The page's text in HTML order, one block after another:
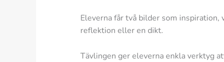
Eleverna får två bilder som
reflektion eller en dikt.
Tävlingen ger eleverna enkla verktyg